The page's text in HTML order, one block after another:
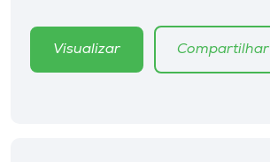
Visualizar Compartilhar